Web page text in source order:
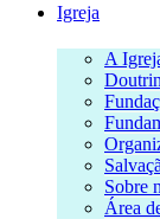
Igreja
A
Sobre
Área